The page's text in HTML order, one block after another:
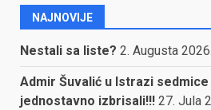
NAJNOVIJE
Nestali sa liste? 2. Augusta 2026.
Admir Šuvalić u Istrazi
jednostavno izbrisali!!! 27. Jula